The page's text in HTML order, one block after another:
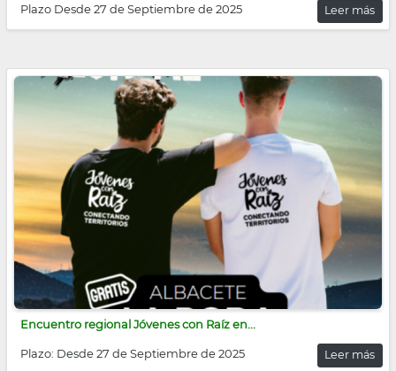
Plazo Desde 27 de Septiembre de 2025 Leer más
Encuentro regional Jóvenes con Raíz en...
Plazo: Desde 27 de Septiembre de 2025 Leer más